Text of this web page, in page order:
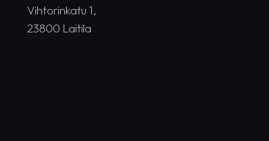
Vihtorinkatu 1,
23800 Laitila